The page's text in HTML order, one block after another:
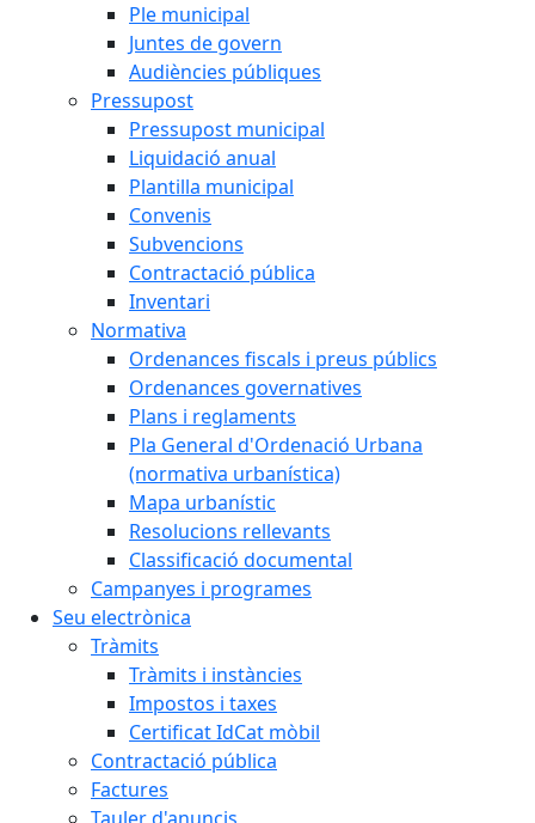
Ple municipal
Juntes de govern
Audiències públiques
Pressupost
Pressupost municipal
Liquidació anual
Plantilla municipal
Convenis
Subvencions
Contractació pública
Inventari
Normativa
Ordenances fiscals i preus públics
Ordenances governatives
Plans i reglaments
Pla General d'Ordenació Urbana
(normativa urbanística)
Mapa urbanístic
Resolucions rellevants
Classificació documental
Campanyes i programes
Seu electrònica
Tràmits
Tràmits i instàncies
Impostos i taxes
Certificat IdCat mòbil
Contractació pública
Factures